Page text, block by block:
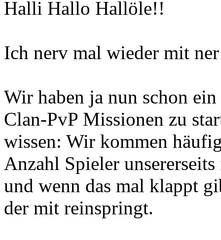
Halli Hallo Hallöle!!
Ich nerv mal wieder mit
Wir haben ja nun schon
Clan-PvP Missionen zu
wissen: Wir kommen
Anzahl Spieler
und wenn das mal klappt
der mit reinspringt.